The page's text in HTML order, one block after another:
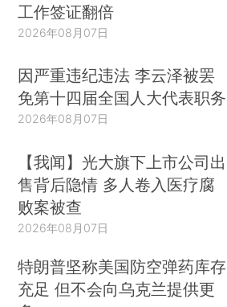
工作签证翻倍
2026年08月07日
因严重违纪违法 李云泽被罢
免第十四届全国人大代表职务
2026年08月07日
【我闻】光大旗下上市公司出
售背后隐情 多人卷入医疗腐
败案被查
2026年08月07日
特朗普坚称美国防空弹药库存
充足 但不会向乌克兰提供更